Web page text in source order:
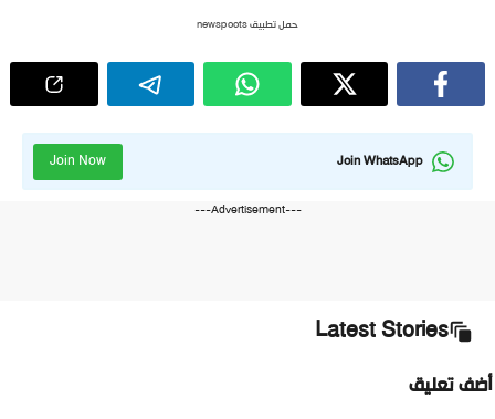
حمل تطبيق newspoots
Join WhatsApp
Join Now
---Advertisement---
Latest Stories
أضف تعليق